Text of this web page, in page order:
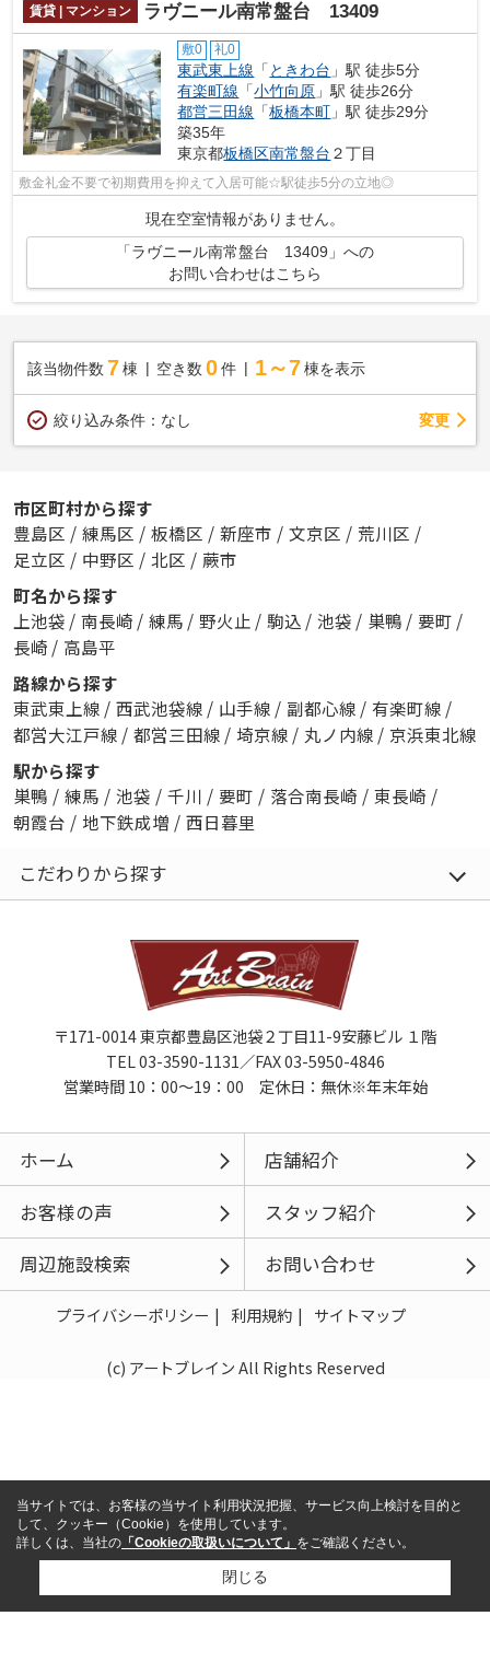
賃貸 | マンション ラヴニール南常盤台 13409
敷0 礼0
東武東上線 「 ときわ台 」駅 徒歩5分
有楽町線 「小竹向原 」駅 徒歩26分
都営三田線 「板橋本町 」駅 徒歩29分
築35年
東京都板橋区南常盤台 ２丁目
敷金礼金不要で初期費用を抑えて入居可能☆駅徒歩5分の立地◎
現在空室情報がありません。
「ラヴニール南常盤台 13409」への
お問い合わせはこちら
該当物件数 7棟 空き数 0 件 1～7 棟を表示
絞り込み条件： なし 変更
市区町村から探す
豊島区 / 練馬区 / 板橋区 / 新座市 / 文京区 / 荒川区 /
足立区 / 中野区 / 北区 / 蕨市
町名から探す
上池袋 / 南長崎 / 練馬 / 野火止 / 駒込 / 池袋 / 巣鴨 / 要町 /
長崎 / 高島平
路線から探す
東武東上線 / 西武池袋線 / 山手線 / 副都心線 / 有楽町線 /
都営大江戸線 / 都営三田線 / 埼京線 / 丸ノ内線 / 京浜東北線
駅から探す
巣鴨 / 練馬 / 池袋 / 千川 / 要町 / 落合南長崎 / 東長崎 /
朝霞台 / 地下鉄成増 / 西日暮里
こだわりから探す
〒171-0014 東京都豊島区池袋２丁目11-9安藤ビル １階
TEL 03-3590-1131／FAX 03-5950-4846
営業時間 10：00～19：00 定休日：無休※年末年始
ホーム
店舗紹介
お客様の声
スタッフ紹介
周辺施設検索
お問い合わせ
プライバシーポリシー 利用規約 サイトマップ
(c) アートブレイン All Rights Reserved
当サイトでは、お客様の当サイト利用状況把握、サービス向上検討を目的と
して、クッキー（Cookie）を使用しています。
詳しくは、当社の 「Cookieの取扱いについて」 をご確認ください。
閉じる